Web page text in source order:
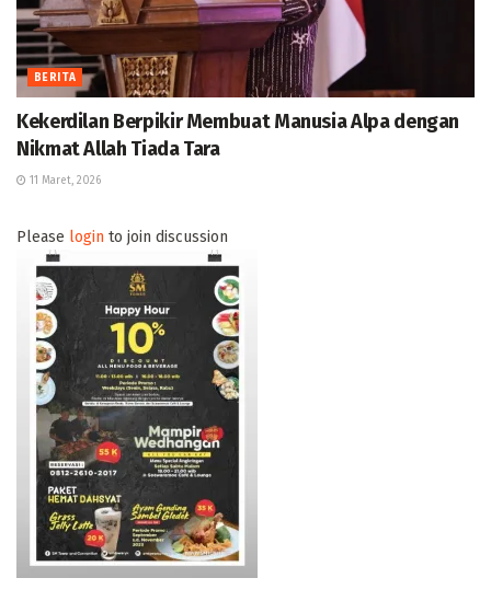
BERITA
Kekerdilan Berpikir Membuat Manusia Alpa dengan
Nikmat Allah Tiada Tara
11 Maret, 2026
Please login to join discussion